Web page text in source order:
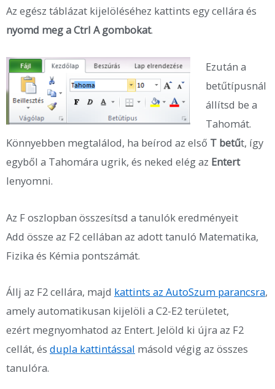
Az egész táblázat kijelöléséhez kattints egy cellára és
nyomd meg a Ctrl A gombokat.
Ezután a
betűtípusnál
állítsd be a
Tahomát.
Könnyebben megtalálod, ha beírod az első T betűt, így
egyből a Tahomára ugrik, és neked elég az Entert
lenyomni.
Az F oszlopban összesítsd a tanulók eredményeit
Add össze az F2 cellában az adott tanuló Matematika,
Fizika és Kémia pontszámát.
Állj az F2 cellára, majd kattints az AutoSzum parancsra,
amely automatikusan kijelöli a C2-E2 területet,
ezért megnyomhatod az Entert. Jelöld ki újra az F2
cellát, és dupla kattintással másold végig az összes
tanulóra.